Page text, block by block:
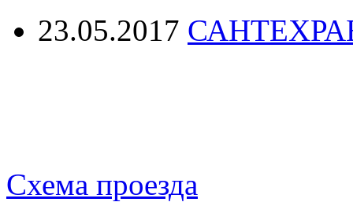
23.05.2017
Схема проезда